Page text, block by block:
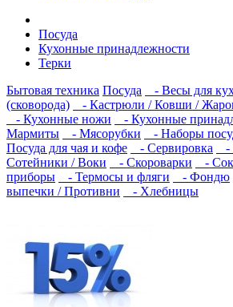
Посуда
Кухонные принадлежности
Терки
Бытовая техника Посуда - Весы для
(сковорода)
- Кастрюли / Ковши /
- Кухонные ножи
- Кухонные
Мармиты
- Мясорубки - Наборы
Посуда для чая и кофе
- Сервировка
-
Сотейники / Воки
- Скороварки -
приборы
- Термосы и фляги - Фондю
выпечки / Противни
- Хлебницы